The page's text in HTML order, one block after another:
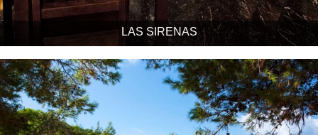
LAS SIRENAS